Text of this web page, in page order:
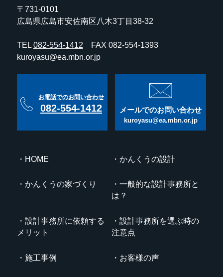
〒731-0101
広島県広島市安佐南区八木3丁目38-32
TEL 082-554-1412 FAX 082-554-1393
kuroyasu@ea.mbn.or.jp
お電話でのお問い合わせ
082-554-1412 メールでのお問い合わせ
kuroyasu@ea.mbn.or.jp
HOME かんくうの設計
かんくうの家づくり
一般的な設計事務所と
は？
設計事務所に依頼する
メリット
設計事務所を選ぶ時の
注意点
施工事例 お客様の声